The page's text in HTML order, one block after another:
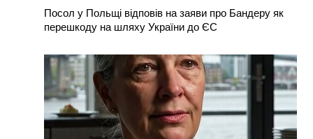
Посол у Польщі відповів на заяви про Бандеру як
перешкоду на шляху України до ЄС